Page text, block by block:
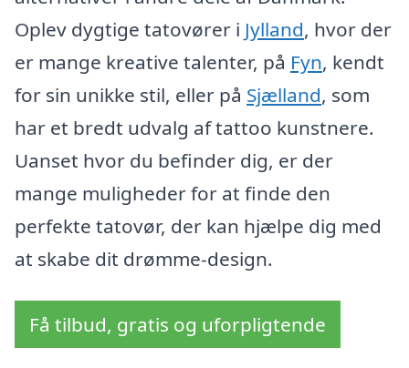
Oplev dygtige tatovører i Jylland, hvor der
er mange kreative talenter, på Fyn, kendt
for sin unikke stil, eller på Sjælland, som
har et bredt udvalg af tattoo kunstnere.
Uanset hvor du befinder dig, er der
mange muligheder for at finde den
perfekte tatovør, der kan hjælpe dig med
at skabe dit drømme-design.
Få tilbud, gratis og uforpligtende